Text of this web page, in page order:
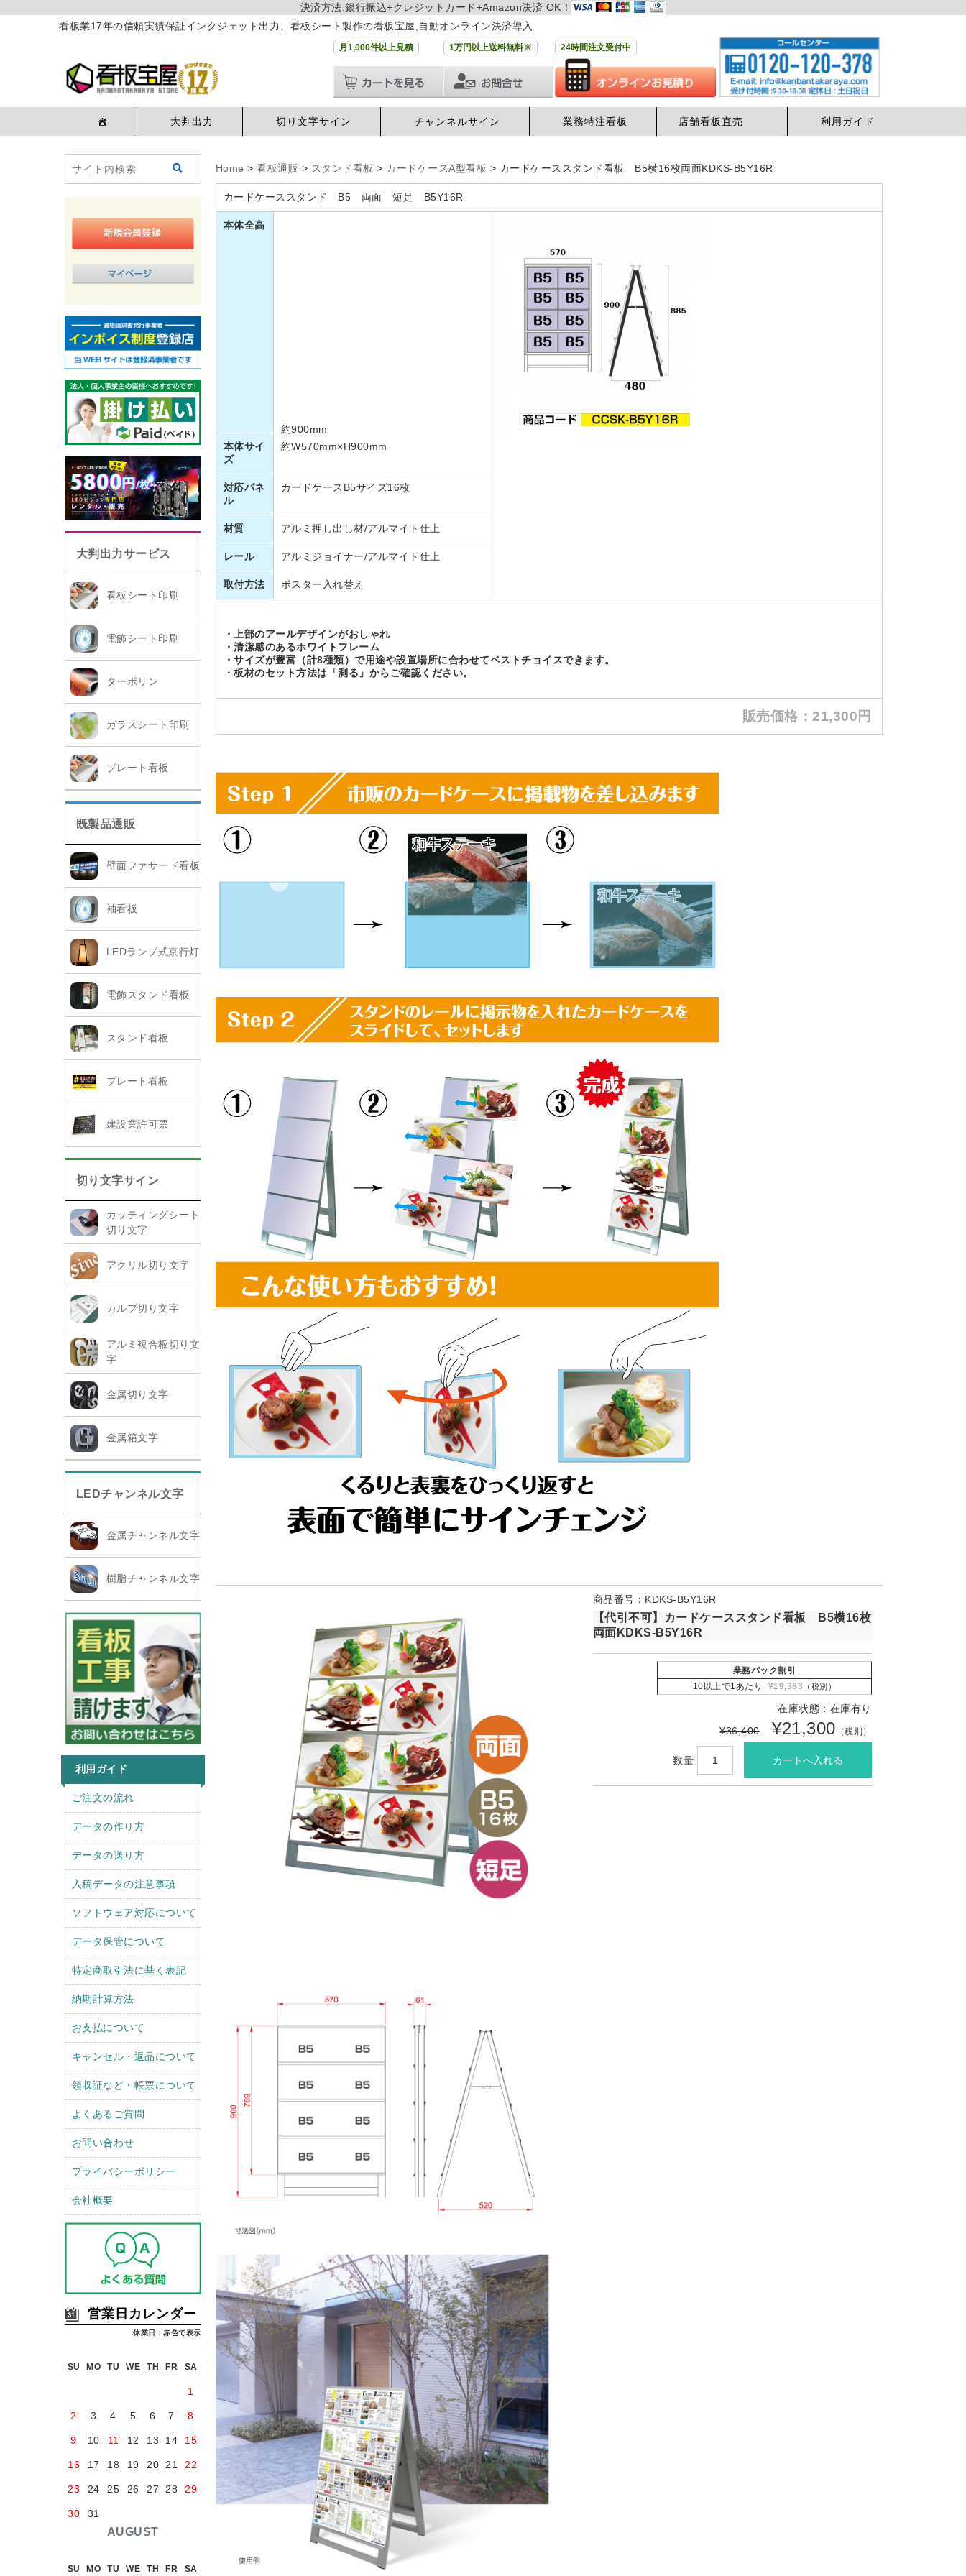
決済方法:銀行振込+クレジットカード+Amazon決済 OK！
看板業17年の信頼実績保証インクジェット出力、看板シート製作の看板宝屋,自動オンライン決済導入
月1,000件以上見積 1万円以上送料無料※ 24時間注文受付中
大判出力 切り文字サイン チャンネルサイン 業務特注看板 店舗看板直売 利用ガイド
大判出力サービス
看板シート印刷
電飾シート印刷
ターポリン
ガラスシート印刷
プレート看板
既製品通販
壁面ファサード看板
袖看板
LEDランプ式京行灯
電飾スタンド看板
スタンド看板
プレート看板
建設業許可票
切り文字サイン
カッティングシート
切り文字
アクリル切り文字
カルプ切り文字
アルミ複合板切り文
字
金属切り文字
金属箱文字
LEDチャンネル文字
金属チャンネル文字
樹脂チャンネル文字
利用ガイド
r
ご注文の流れ
データの作り方
データの送り方
入稿データの注意事項
ソフトウェア対応について
データ保管について
特定商取引法に基く表記
納期計算方法
お支払について
キャンセル・返品について
領収証など・帳票について
よくあるご質問
お問い合わせ
プライバシーポリシー
会社概要
営業日カレンダー
休業日：赤色で表示
AUGUST
SU MO TU WE TH FR SA
1
2 3 4 5 6 7 8
9 10 11 12 13 14 15
16 17 18 19 20 21 22
23 24 25 26 27 28 29
30 31
SU MO TU WE TH FR SA
Home > 看板通販 > スタンド看板 > カードケースA型看板 > カードケーススタンド看板 B5横16枚両面KDKS-B5Y16R
カードケーススタンド B5 両面 短足 B5Y16R
本体全高
約900mm
本体サイ
ズ
約W570mm×H900mm
対応パネ
ル
カードケースB5サイズ16枚
材質 アルミ押し出し材/アルマイト仕上
レール アルミジョイナー/アルマイト仕上
取付方法 ポスター入れ替え
・上部のアールデザインがおしゃれ
・清潔感のあるホワイトフレーム
・サイズが豊富（計8種類）で用途や設置場所に合わせてベストチョイスできます。
・板材のセット方法は「測る」からご確認ください。
販売価格：21,300円
商品番号：KDKS-B5Y16R
【代引不可】カードケーススタンド看板 B5横16枚
両面KDKS-B5Y16R
業務パック割引
10以上で1あたり
¥19,383 （税別）
在庫状態：在庫有り
¥36,400
¥21,300 （税別）
数量